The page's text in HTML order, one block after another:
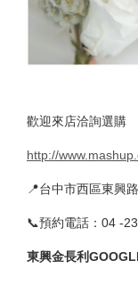
歡迎來店洽詢選購
http://
📍台中市西區東興
📞預約電話：04 -
東興金長利